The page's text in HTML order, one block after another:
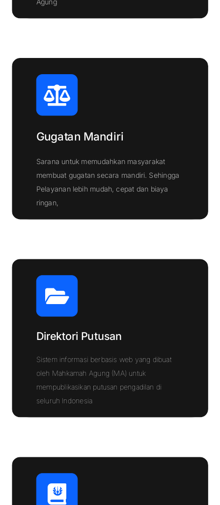
Gugatan Mandiri
Sarana untuk memudahkan masyarakat
membuat gugatan secara mandiri. Sehingga
Pelayanan lebih mudah, cepat dan biaya
ringan,
Direktori Putusan
Sistem informasi berbasis web yang dibuat
oleh Mahkamah Agung (MA) untuk
mempublikasikan putusan pengadilan di
seluruh Indonesia